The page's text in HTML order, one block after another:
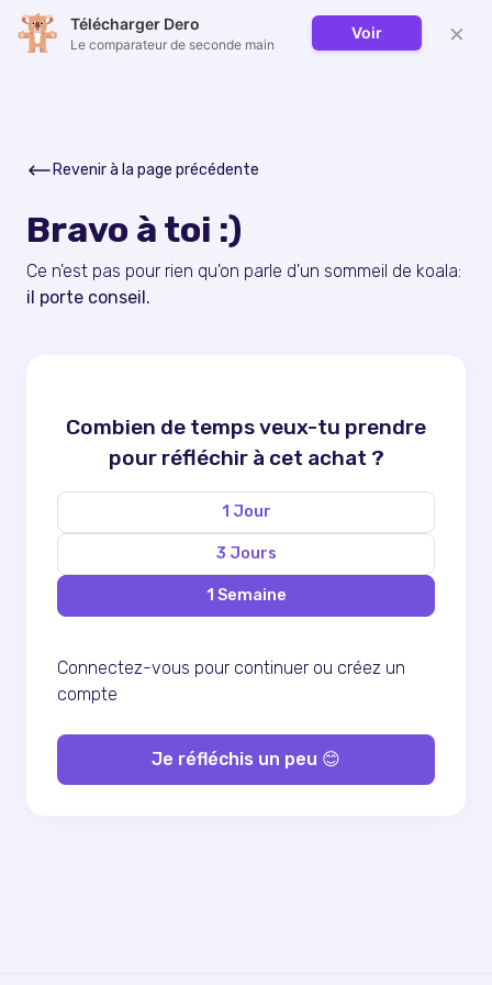
Revenir à la page précédente
Bravo à toi :)
Ce n'est pas pour rien qu'on parle d'un sommeil de koala:
il porte conseil.
Combien de temps veux-tu prendre
pour réfléchir à cet achat ?
1 Jour
3 Jours
1 Semaine
Connectez-vous pour continuer ou créez un
compte
Je réfléchis un peu 😊
Télécharger Dero
Le comparateur de seconde main
Voir ×